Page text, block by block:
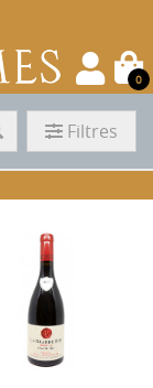
0
Filtres